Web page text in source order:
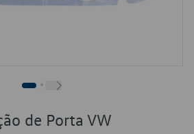
de Porta VW